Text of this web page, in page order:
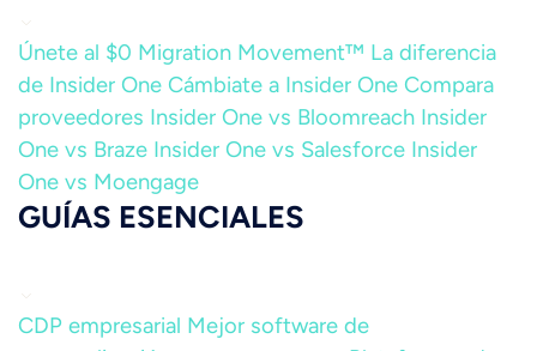
Únete al $0 Migration Movement™ La diferencia
de Insider One Cámbiate a Insider One Compara
proveedores Insider One vs Bloomreach Insider
One vs Braze Insider One vs Salesforce Insider
One vs Moengage
GUÍAS ESENCIALES
CDP empresarial Mejor software de